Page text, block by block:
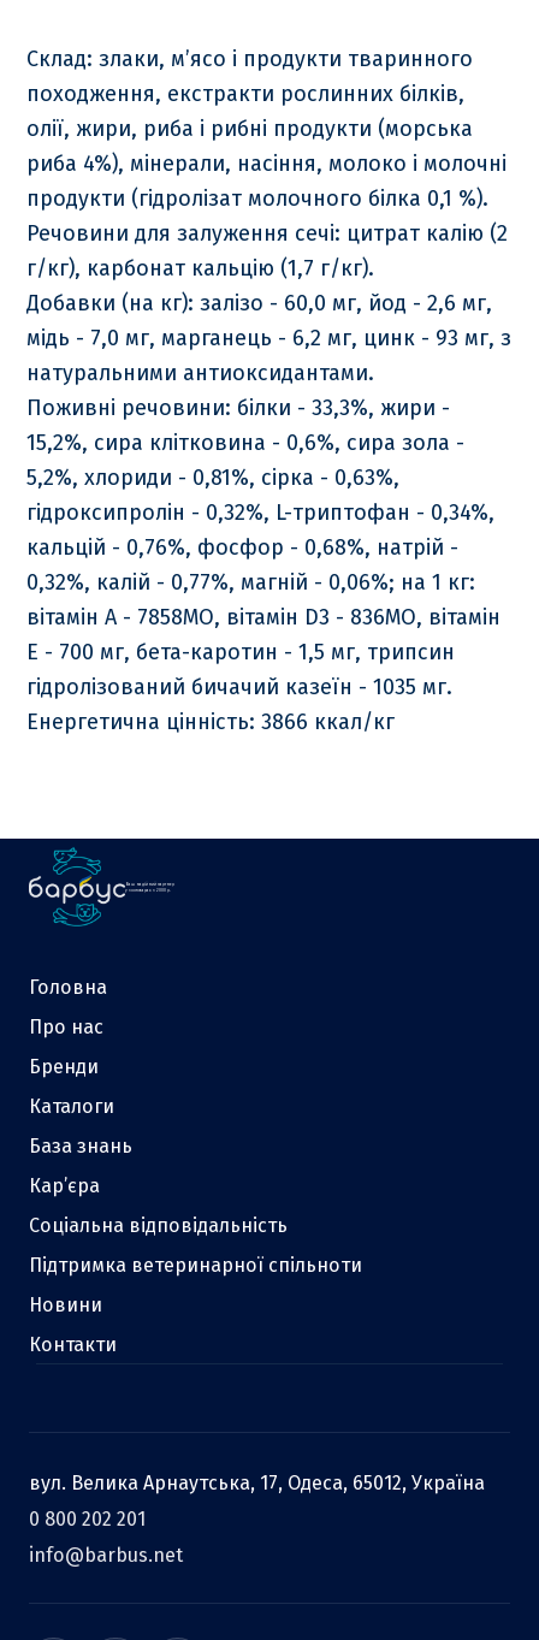
Склад: злаки, м’ясо і продукти тваринного
походження, екстракти рослинних білків,
олії, жири, риба і рибні продукти (морська
риба 4%), мінерали, насіння, молоко і молочні
продукти (гідролізат молочного білка 0,1 %).
Речовини для залуження сечі: цитрат калію (2
г/кг), карбонат кальцію (1,7 г/кг).
Добавки (на кг): залізо - 60,0 мг, йод - 2,6 мг,
мідь - 7,0 мг, марганець - 6,2 мг, цинк - 93 мг, з
натуральними антиоксидантами.
Поживні речовини: білки - 33,3%, жири -
15,2%, сира клітковина - 0,6%, сира зола -
5,2%, хлориди - 0,81%, сірка - 0,63%,
гідроксипролін - 0,32%, L-триптофан - 0,34%,
кальцій - 0,76%, фосфор - 0,68%, натрій -
0,32%, калій - 0,77%, магній - 0,06%; на 1 кг:
вітамін A - 7858МО, вітамін D3 - 836МО, вітамін
Е - 700 мг, бета-каротин - 1,5 мг, трипсин
гідролізований бичачий казеїн - 1035 мг.
Енергетична цінність: 3866 ккал/кг
Ваш надійний партнер
у зоотоварах з 2000 р.
Головна
Про нас
Бренди
Каталоги
База знань
Кар’єра
Соціальна відповідальність
Підтримка ветеринарної спільноти
Новини
Контакти
вул. Велика Арнаутська, 17, Одеса, 65012, Україна
0 800 202 201
info@barbus.net